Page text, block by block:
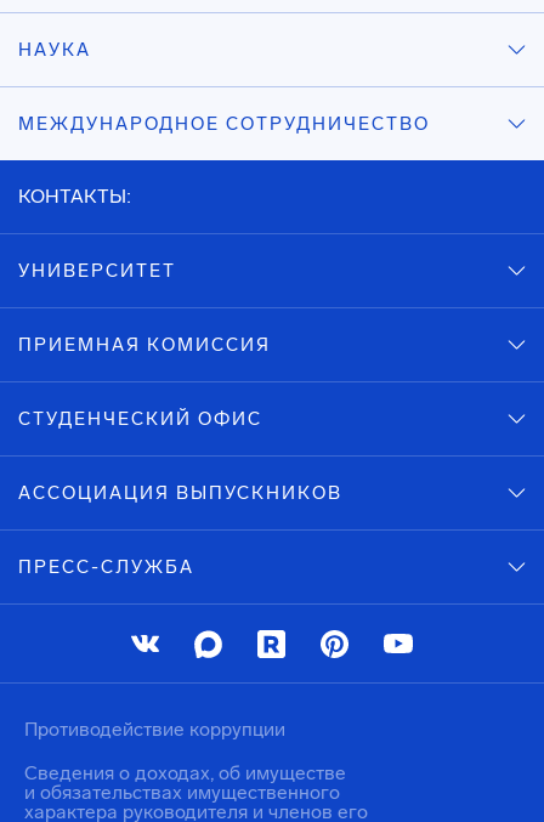
НАУКА
МЕЖДУНАРОДНОЕ СОТРУДНИЧЕСТВО
КОНТАКТЫ:
УНИВЕРСИТЕТ
ПРИЕМНАЯ КОМИССИЯ
СТУДЕНЧЕСКИЙ ОФИС
АССОЦИАЦИЯ ВЫПУСКНИКОВ
ПРЕСС-СЛУЖБА
Противодействие коррупции
Сведения о доходах, об имуществе
и обязательствах имущественного
характера руководителя и членов его